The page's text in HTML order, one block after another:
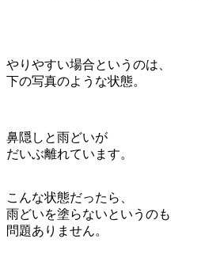
やりやすい場合というのは、
下の写真のような状態。
鼻隠しと雨どいが
だいぶ離れています。
こんな状態だったら、
雨どいを塗らないというのも
問題ありません。